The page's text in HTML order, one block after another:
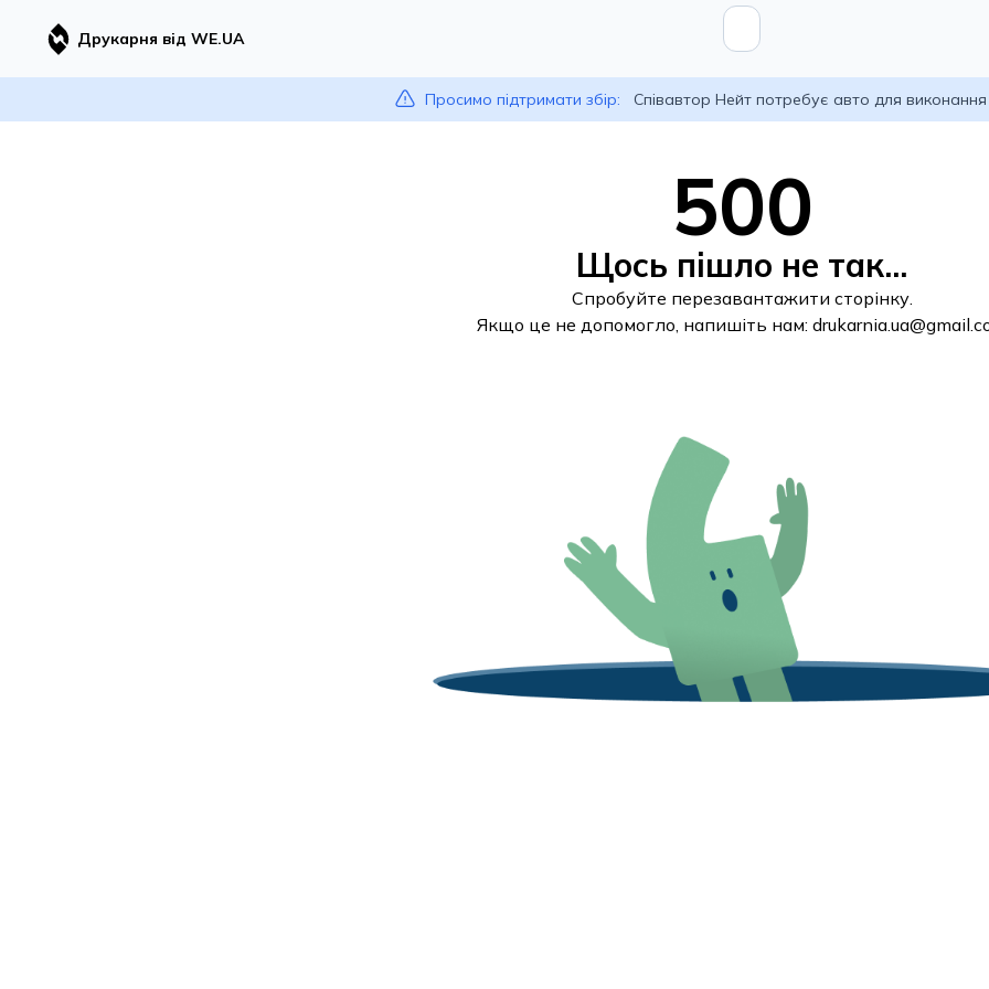
Друкарня від WE.UA
Просимо підтримати збір: Співавтор Нейт потребує авто для
500
Щось пішло не так...
Спробуйте перезавантажити сторінку.
Якщо це не допомогло, напишіть нам: